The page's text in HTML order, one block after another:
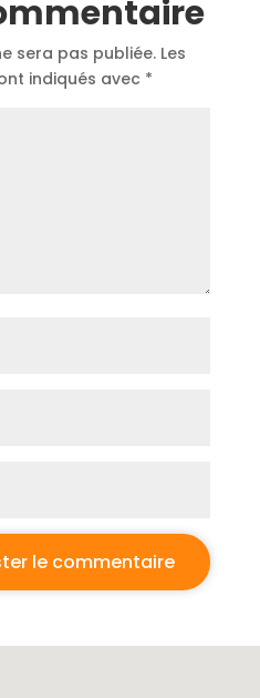
sera pas publiée. Les
indiqués avec *